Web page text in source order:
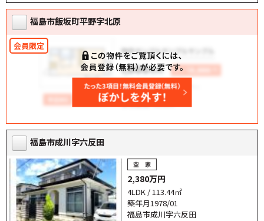
福島市飯坂町平野字北原
福島市成川字六反田
2,380万円
4LDK / 113.44㎡
築年月1978/01
福島市成川字六反田